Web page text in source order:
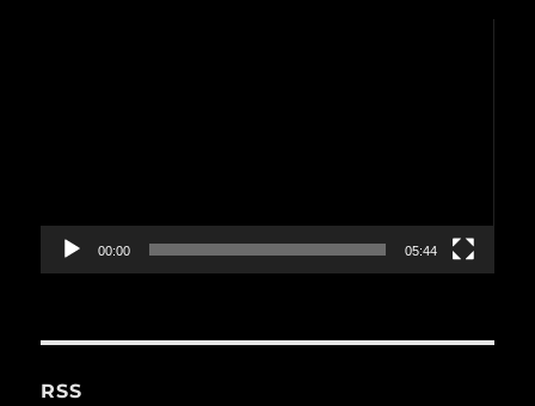
ー
00:00 05:44
RSS